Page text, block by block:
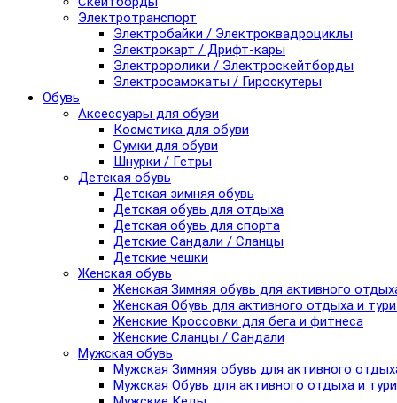
Электротранспорт
Электробайки / Электроквадроциклы
Электрокарт / Дрифт-кары
Электроролики / Электроскейтборды
Электросамокаты / Гироскутеры
Обувь
Аксессуары для обуви
Косметика для обуви
Сумки для обуви
Шнурки / Гетры
Детская обувь
Детская зимняя обувь
Детская обувь для отдыха
Детская обувь для спорта
Детские Сандали / Сланцы
Детские чешки
Женская обувь
Женская Зимняя обувь для активного
Женская Обувь для активного отдыха и
Женские Кроссовки для бега и фитнеса
Женские Сланцы / Сандали
Мужская обувь
Мужская Зимняя обувь для активного
Мужская Обувь для активного отдыха и